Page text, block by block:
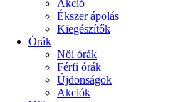
Akció
Ékszer ápolás
Kiegészítők
Órák
Női órák
Férfi órák
Újdonságok
Akciók